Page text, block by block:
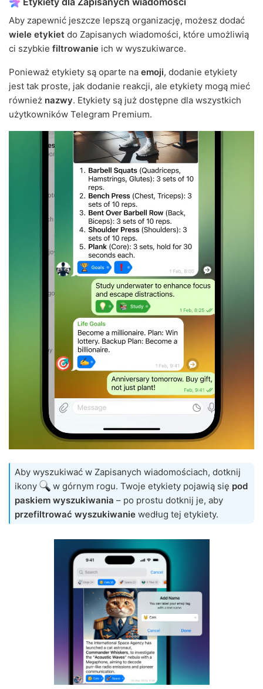
Aby zapewnić jeszcze lepszą organizację, możesz dodać
wiele etykiet do Zapisanych wiadomości, które umożliwią
ci szybkie filtrowanie ich w wyszukiwarce.
Ponieważ etykiety są oparte na emoji, dodanie etykiety
jest tak proste, jak dodanie reakcji, ale etykiety mogą mieć
również nazwy. Etykiety są już dostępne dla wszystkich
użytkowników Telegram Premium.
Aby wyszukiwać w Zapisanych wiadomościach, dotknij
ikony
w górnym rogu. Twoje etykiety pojawią się pod
paskiem wyszukiwania – po prostu dotknij je, aby
przefiltrować wyszukiwanie według tej etykiety.